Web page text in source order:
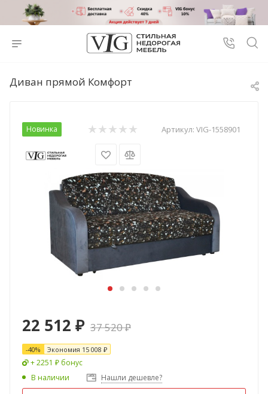
Диван прямой Комфорт
Новинка Артикул: VIG-1558901
22 512 ₽ 37 520₽
-40% Экономия 15 008 ₽
+ 2251 ₽ бонус
В наличии
Нашли дешевле?